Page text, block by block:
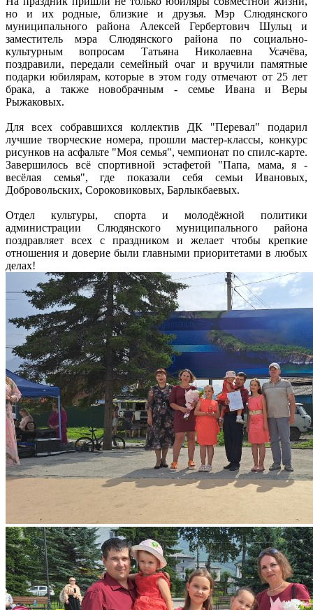
но и их родные, близкие и друзья. Мэр Слюдянского
муниципального района Алексей Гербертович Шульц и
заместитель мэра Слюдянского района по социально-
культурным вопросам Татьяна Николаевна Усачёва,
поздравили, передали семейный очаг и вручили памятные
подарки юбилярам, которые в этом году отмечают от 25 лет
брака, а также новобрачным - семье Ивана и Веры
Рыжаковых.
Для всех собравшихся коллектив ДК "Перевал" подарил
лучшие творческие номера, прошли мастер-классы, конкурс
рисунков на асфальте "Моя семья", чемпионат по спилс-карте.
Завершилось всё спортивной эстафетой "Папа, мама, я -
весёлая семья", где показали себя семьи Ивановых,
Добровольских, Сороковиковых, Барлыкбаевых.
Отдел культуры, спорта и молодёжной политики
администрации Слюдянского муниципального района
поздравляет всех с праздником и желает чтобы крепкие
отношения и доверие были главными приоритетами в любых
делах!